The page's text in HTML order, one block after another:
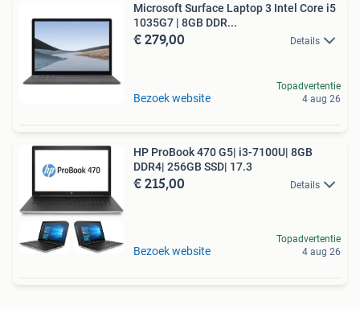
Microsoft Surface Laptop 3 Intel Core i5
1035G7 | 8GB DDR...
€ 279,00 Details
Bezoek website
Topadvertentie
4 aug 26
HP ProBook 470 G5| i3-7100U| 8GB
DDR4| 256GB SSD| 17.3
€ 215,00 Details
Bezoek website
Topadvertentie
4 aug 26